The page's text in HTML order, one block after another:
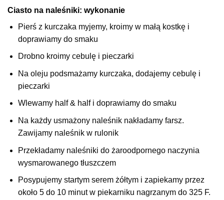
Ciasto na naleśniki: wykonanie
Pierś z kurczaka myjemy, kroimy w małą kostkę i
doprawiamy do smaku
Drobno kroimy cebulę i pieczarki
Na oleju podsmażamy kurczaka, dodajemy cebulę i
pieczarki
Wlewamy half & half i doprawiamy do smaku
Na każdy usmażony naleśnik nakładamy farsz.
Zawijamy naleśnik w rulonik
Przekładamy naleśniki do żaroodpornego naczynia
wysmarowanego tłuszczem
Posypujemy startym serem żółtym i zapiekamy przez
około 5 do 10 minut w piekarniku nagrzanym do 325 F.